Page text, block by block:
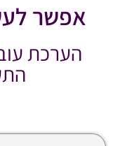
אפשר
הערכת